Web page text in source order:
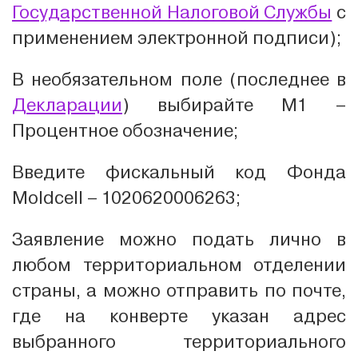
Государственной Налоговой Службы с
применением электронной подписи);
В необязательном поле (последнее в
Декларации) выбирайте М1 –
Процентное обозначение;
Введите фискальный код Фонда
Moldcell – 1020620006263;
Заявление можно подать лично в
любом территориальном отделении
страны, а можно отправить по почте,
где на конверте указан адрес
выбранного территориального